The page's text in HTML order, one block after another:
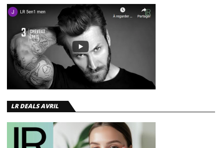
LR DEALS AVRIL